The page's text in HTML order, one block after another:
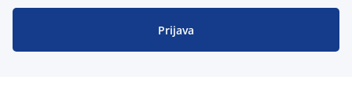
Prijava